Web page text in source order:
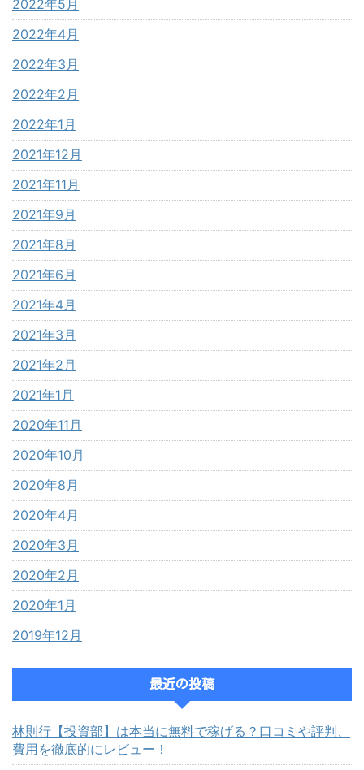
2022年5月
2022年4月
2022年3月
2022年2月
2022年1月
2021年12月
2021年11月
2021年9月
2021年8月
2021年6月
2021年4月
2021年3月
2021年2月
2021年1月
2020年11月
2020年10月
2020年8月
2020年4月
2020年3月
2020年2月
2020年1月
2019年12月
最近の投稿
林則行【投資部】は本当に無料で稼げる？口コミや評判、
費用を徹底的にレビュー！